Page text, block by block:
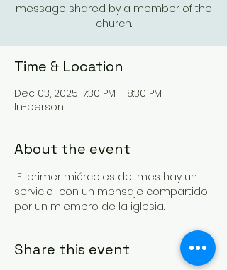
message shared by a member of the
church.
Time & Location
Dec 03, 2025, 7:30 PM – 8:30 PM
In-person
About the event
El primer miércoles del mes hay un
servicio  con un mensaje compartido
por un miembro de la iglesia.
Share this event